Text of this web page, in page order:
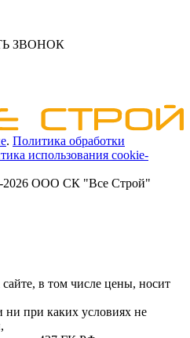
ЗВОНОК
. Политика обработки
использования cookie-
2026 ООО СК "Все Строй"
в том числе цены, носит
при каких условиях не